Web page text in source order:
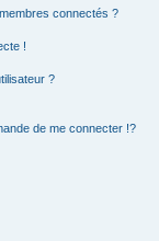
connectés ?
!
?
de me connecter !?